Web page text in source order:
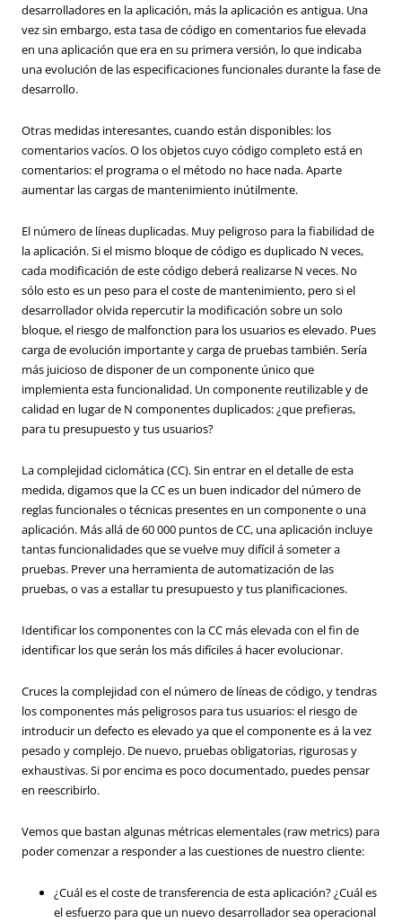
desarrolladores en la aplicación, más la aplicación es antigua. Una
vez sin embargo, esta tasa de código en comentarios fue elevada
en una aplicación que era en su primera versión, lo que indicaba
una evolución de las especificaciones funcionales durante la fase de
desarrollo.
Otras medidas interesantes, cuando están disponibles: los
comentarios vacíos. O los objetos cuyo código completo está en
comentarios: el programa o el método no hace nada. Aparte
aumentar las cargas de mantenimiento inútilmente.
El número de líneas duplicadas. Muy peligroso para la fiabilidad de
la aplicación. Si el mismo bloque de código es duplicado N veces,
cada modificación de este código deberá realizarse N veces. No
sólo esto es un peso para el coste de mantenimiento, pero si el
desarrollador olvida repercutir la modificación sobre un solo
bloque, el riesgo de malfonction para los usuarios es elevado. Pues
carga de evolución importante y carga de pruebas también. Sería
más juicioso de disponer de un componente único que
implemienta esta funcionalidad. Un componente reutilizable y de
calidad en lugar de N componentes duplicados: ¿que prefieras,
para tu presupuesto y tus usuarios?
La complejidad ciclomática (CC). Sin entrar en el detalle de esta
medida, digamos que la CC es un buen indicador del número de
reglas funcionales o técnicas presentes en un componente o una
aplicación. Más allá de 60 000 puntos de CC, una aplicación incluye
tantas funcionalidades que se vuelve muy difícil á someter a
pruebas. Prever una herramienta de automatización de las
pruebas, o vas a estallar tu presupuesto y tus planificaciones.
Identificar los componentes con la CC más elevada con el fin de
identificar los que serán los más difíciles á hacer evolucionar.
Cruces la complejidad con el número de líneas de código, y tendras
los componentes más peligrosos para tus usuarios: el riesgo de
introducir un defecto es elevado ya que el componente es á la vez
pesado y complejo. De nuevo, pruebas obligatorias, rigurosas y
exhaustivas. Si por encima es poco documentado, puedes pensar
en reescribirlo.
Vemos que bastan algunas métricas elementales (raw metrics) para
poder comenzar a responder a las cuestiones de nuestro cliente:
¿Cuál es el coste de transferencia de esta aplicación? ¿Cuál es
el esfuerzo para que un nuevo desarrollador sea operacional